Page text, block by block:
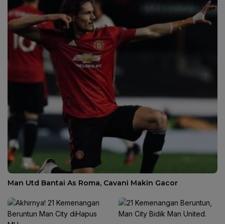
Man Utd Bantai As Roma, Cavani Makin Gacor